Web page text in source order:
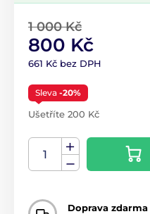
1 000 Kč
800 Kč
661 Kč bez DPH
Sleva -20%
Ušetříte 200 Kč
Doprava zdarma